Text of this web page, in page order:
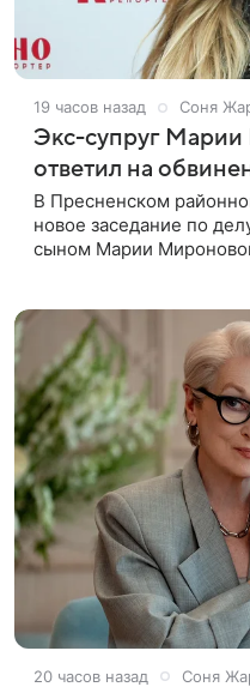
19 часов назад Соня
Экс-супруг
ответил на
В Пресненском
новое заседание по
сыном Марии
20 часов назад Соня